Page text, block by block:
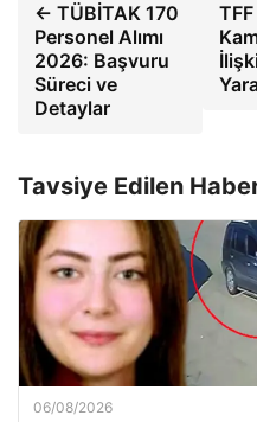
← TÜBİTAK 170
Personel Alımı
2026: Başvuru
Süreci ve
Detaylar
Tavsiye Edilen
06/08/2026